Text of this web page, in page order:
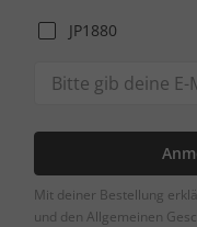
JP1880
Mit deiner Bestellung
und den Allgemeinen